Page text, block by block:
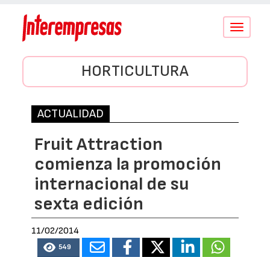
Conmutar
HORTICULTURA
ACTUALIDAD
Fruit Attraction
comienza la promoción
internacional de su
sexta edición
11/02/2014
549